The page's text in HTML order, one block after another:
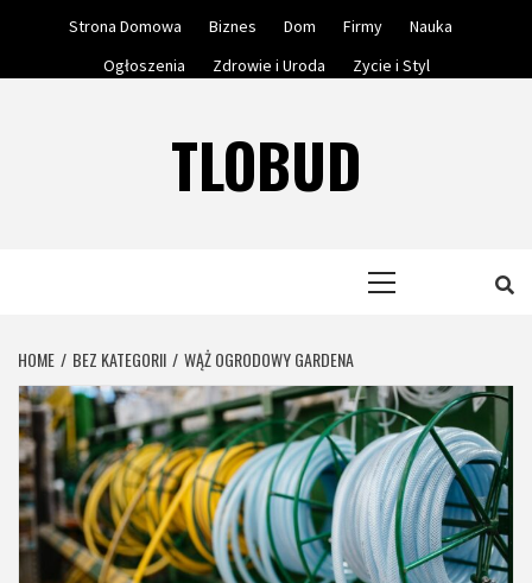
Strona Domowa Biznes Dom Firmy
Nauka
Ogłoszenia
Zdrowie i Uroda Zycie i Styl
TLOBUD
HOME BEZ KATEGORII WĄŻ OGRODOWY GARDENA